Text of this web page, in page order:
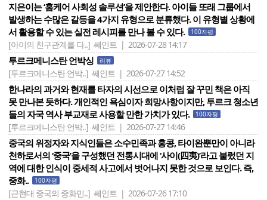
지은이는 ‘홈케어 사회성 솔루션’을 제안한다. 아이들 또래 그룹에서
발생하는 수많은 갈등을 4가지 유형으로 분류했다. 이 유형별 상황에
서 활용할 수 있는 실전 레시피를 만나 볼 수 있다.
100자평
[아이의 친구관계를 다..] 쎄인트 | 2026-07-28 14:17
투르크메니스탄 언박싱 리뷰
[투르크메니스탄 언박..] 쎄인트 | 2026-07-27 14:52
한나라의 과거와 현재를 타자의 시선으로 이처럼 잘 꾸민 책은 아직
못 만나본 듯하다. 개인적인 욕심이자 희망사항이지만, 투르크 청소년
들의 자국 역사 부교재로 사용할 만한 가치가 있다.
100자평
[투르크메니스탄 언박..] 쎄인트 | 2026-07-27 14:46
중국의 위정자와 지식인들은 소수민족과 홍콩, 타이완뿐만이 아니라
천하로서의 ‘중국’을 구성했던 전통시대에 ‘사이(四夷)’라고 불렀던 지
역에 대한 인식이 중세적 사고에서 벗어나지 못한 것으로 보인다. 즉,
중화..
100자평
[근현대 중국의 중화민..] 쎄인트 | 2026-07-26 17:10